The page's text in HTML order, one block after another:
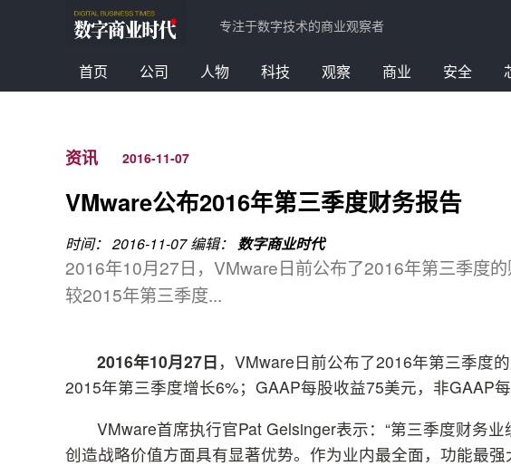
专注于数字技术的商业观察者
首页 公司 人物 科技 观察 商业 安全
资讯 2016-11-07
VMware公布2016年第三季度财务报告
时间： 2016-11-07编辑： 数字商业时代
2016年10月27日，VMware日前公布了2016年第三季度的
较2015年第三季度...
2016年10月27日 ，VMware日前公布了2016年第三季度
2015年第三季度增长6%；GAAP每股收益75美元，非GAAP每
VMware首席执行官Pat Gelsinger表示：“第三季度财务
创造战略价值方面具有显著优势。作为业内最全面，功能最